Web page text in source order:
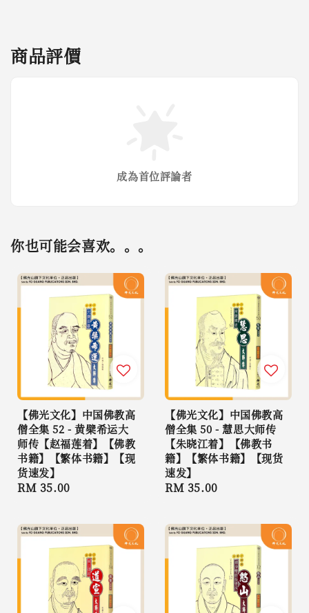
商品評價
成為首位評論者
你也可能会喜欢。。。
【佛光文化】中国佛教高
僧全集 52 - 黄檗希运大
师传【赵福莲着】【佛教
书籍】【繁体书籍】【现
货速发】
Regular
RM 35.00
【佛光文化】中国佛教高
僧全集 50 - 慧思大师传
【朱晓江着】【佛教书
籍】【繁体书籍】【现货
速发】
Regular
RM 35.00